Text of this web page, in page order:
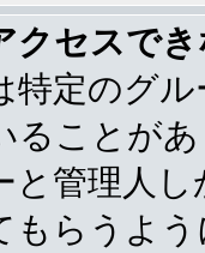
クセスで
特定のグ
ることが
と管理人
もらうよ